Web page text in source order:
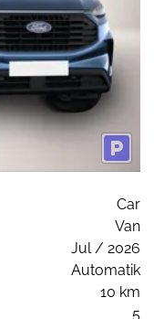
Car
Van
Jul / 2026
Automatik
10 km
5